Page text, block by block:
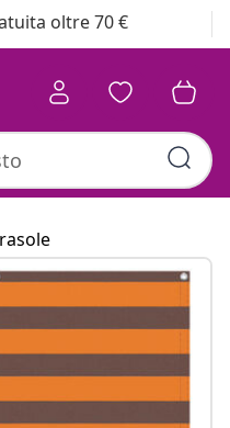
oltre 70 €